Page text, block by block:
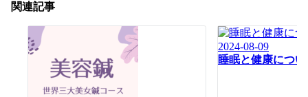
関連記事
2024-08-09
睡眠と健康につ